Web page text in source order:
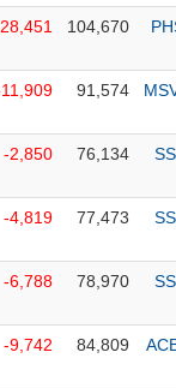
104,670
91,574
-2,850 76,134
-4,819 77,473
-6,788 78,970
-9,742 84,809